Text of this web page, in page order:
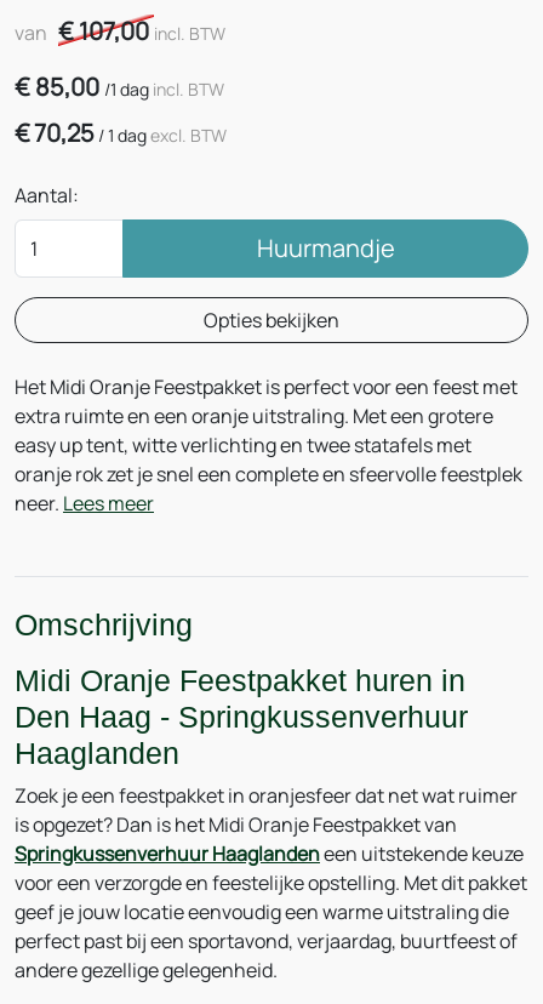
van € 107,00 incl. BTW
€85,00 /1 dag incl. BTW
€70,25 /1 dagexcl. BTW
Aantal:
Huurmandje
Opties bekijken
Het Midi Oranje Feestpakket is perfect voor een feest met
extra ruimte en een oranje uitstraling. Met een grotere
easy up tent, witte verlichting en twee statafels met
oranje rok zet je snel een complete en sfeervolle feestplek
neer. Lees meer
Omschrijving
Midi Oranje Feestpakket huren in
Den Haag - Springkussenverhuur
Haaglanden
Zoek je een feestpakket in oranjesfeer dat net wat ruimer
is opgezet? Dan is het Midi Oranje Feestpakket van
Springkussenverhuur Haaglandeneen uitstekende keuze
voor een verzorgde en feestelijke opstelling. Met dit pakket
geef je jouw locatie eenvoudig een warme uitstraling die
perfect past bij een sportavond, verjaardag, buurtfeest of
andere gezellige gelegenheid.